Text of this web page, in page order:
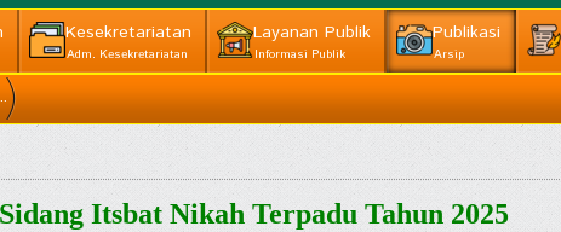
Kesekretariatan
Adm. Kesekretariatan
Layanan Publik
Informasi Publik
Publikasi
Arsip
Itsbat Nikah Terpadu Tahun 2025